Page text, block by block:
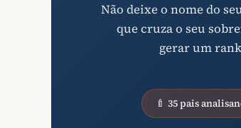
Não deixe o nome do
que cruza o seu
gerar um
🍼 35 pais